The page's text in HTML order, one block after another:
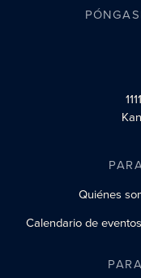
Quiénes
Calendario de eventos